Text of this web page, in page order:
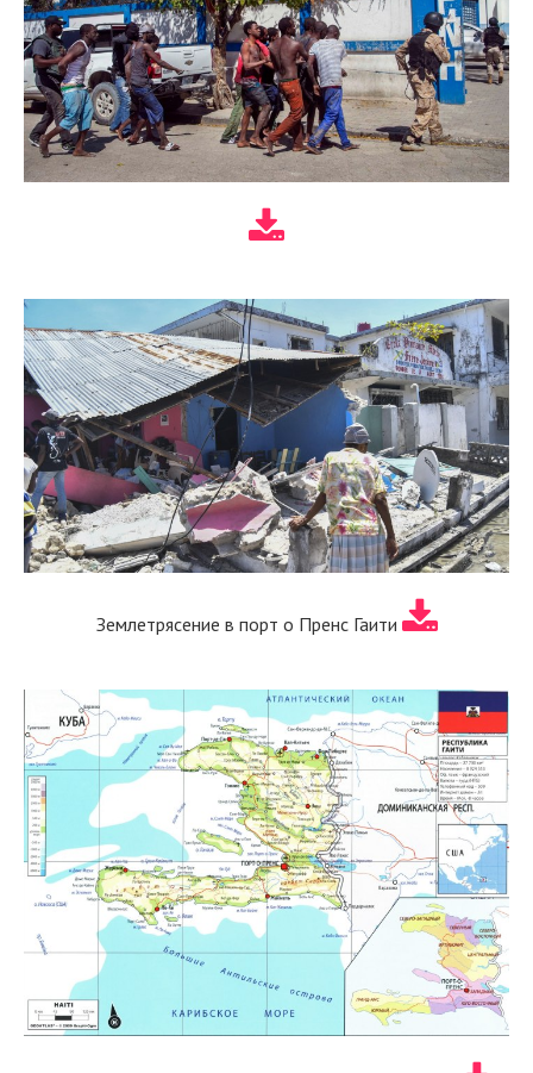
Землетрясение в порт о Пренс Гаити